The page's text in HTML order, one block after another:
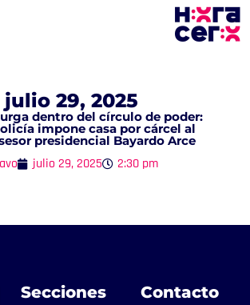
julio 29, 2025
dentro del círculo de poder:
impone casa por cárcel al
presidencial Bayardo Arce
julio 29, 2025 2:30 pm
Secciones Contacto